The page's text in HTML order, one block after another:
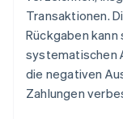
Transaktionen.
Rückgaben kann
systematischen
die negativen
Zahlungen